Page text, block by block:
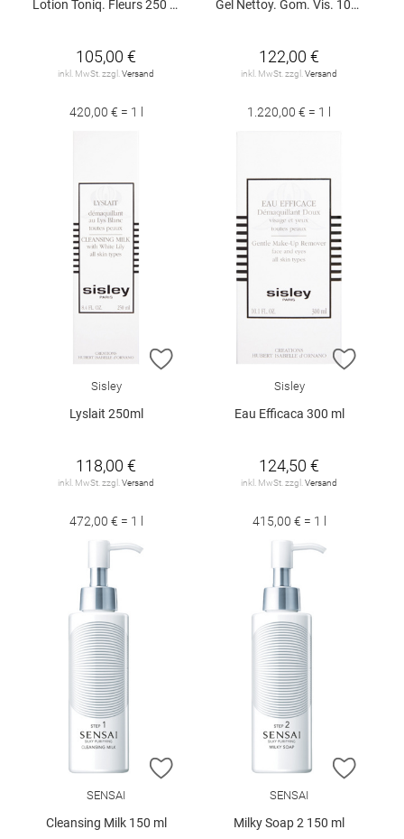
Lotion Toniq. Fleurs 250 ml
105,00 €
inkl. MwSt. zzgl.Versand
420,00 € = 1 l
Gel Nettoy. Gom. Vis. 100 ml
122,00 €
inkl. MwSt. zzgl.Versand
1.220,00 € = 1 l
ZUR WUNSCHLISTE HINZUFÜGEN
Sisley
Lyslait 250ml
118,00 €
inkl. MwSt. zzgl. Versand
472,00 € = 1 l
ZUR
Sisley
Eau Efficaca 300 ml
124,50 €
inkl. MwSt. zzgl. Versand
415,00 € = 1 l
ZUR WUNSCHLISTE HINZUFÜGEN
SENSAI
Cleansing Milk 150 ml
ZUR
SENSAI
Milky Soap 2 150 ml